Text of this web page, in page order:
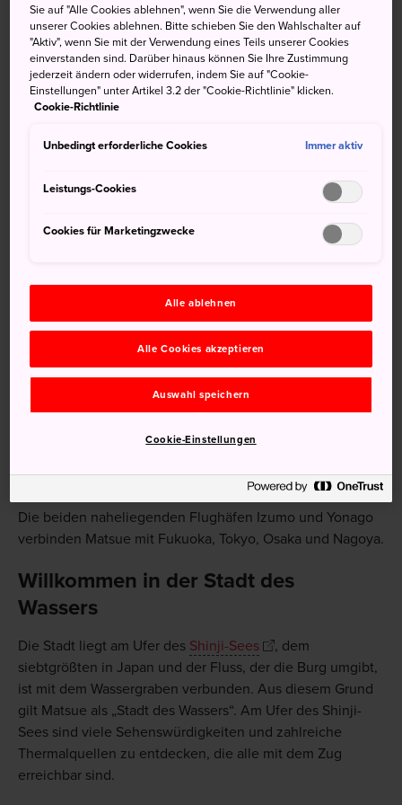
Ein Besuch einer der nur 12 noch intakten
Burgfriede Japans
Die weltberühmten Gärten des Adachi-
Kunstmuseums
Der Sonnenuntergang über dem Shinji, Japans
Anfahrt
Matsue liegt zwei Stunden und vierzig Minuten mit dem
Zug vonOkayama
entfernt, wo der Shinkansen in 50
Minuten nach Osaka fährt und in drei Stunden und
zwanzig Minuten nach Tokyo.
Der Sunrise Izumo ist einer der wenigen verbliebenen
Nachtzüge Japans. Er fährt zwischen Tokyo und Matsue.
Fernbusse verbinden Matsue,Hiroshima
Die beiden naheliegenden Flughäfen Izumo und Yonago
verbinden Matsue mit Fukuoka, Tokyo, Osaka und Nagoya.
Willkommen in der Stadt des
Wassers
Die Stadt liegt am Ufer des Shinji-Sees
, dem
siebtgrößten in Japan und der Fluss, der die Burg umgibt,
ist mit dem Wassergraben verbunden. Aus diesem Grund
gilt Matsue als „Stadt des Wassers“. Am Ufer des Shinji-
Sees sind viele Sehenswürdigkeiten und zahlreiche
Thermalquellen zu entdecken, die alle mit dem Zug
erreichbar sind.
Sie auf "Alle Cookies ablehnen", wenn Sie die Verwendung aller
unserer Cookies ablehnen. Bitte schieben Sie den Wahlschalter auf
"Aktiv", wenn Sie mit der Verwendung eines Teils unserer Cookies
einverstanden sind. Darüber hinaus können Sie Ihre Zustimmung
jederzeit ändern oder widerrufen, indem Sie auf "Cookie-
Einstellungen" unter Artikel 3.2 der "Cookie-Richtlinie" klicken.
Cookie-Richtlinie
Unbedingt erforderliche Cookies Immer aktiv
Leistungs-Cookies
Cookies für Marketingzwecke
Alle ablehnen
Alle Cookies akzeptieren
Auswahl speichern
Cookie-Einstellungen